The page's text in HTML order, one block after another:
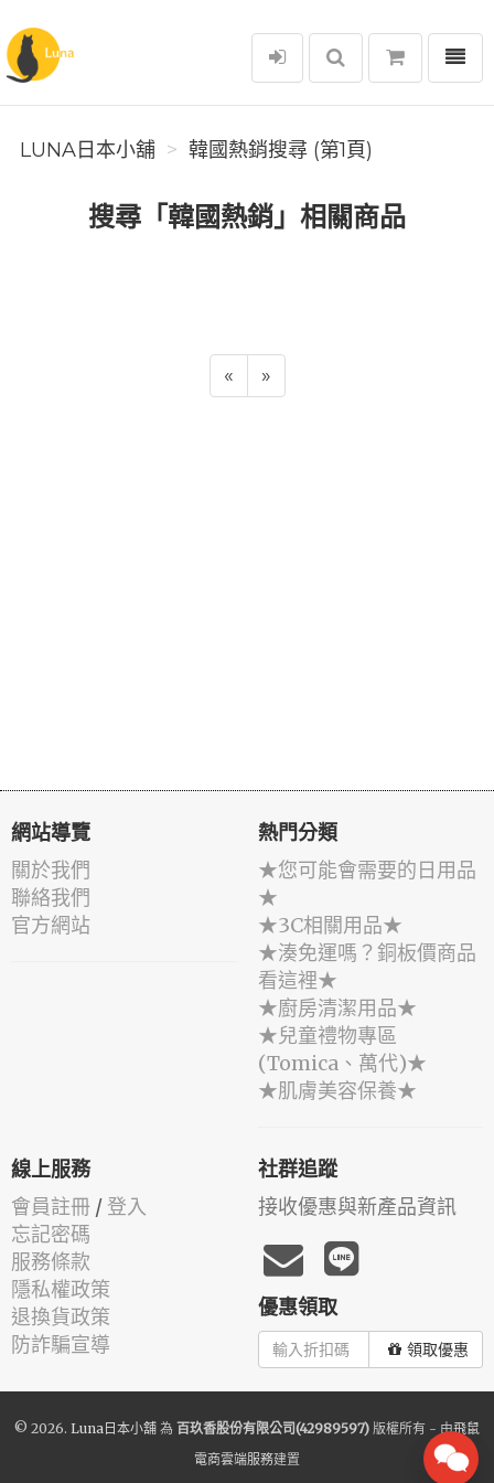
Luna日本小舖
選單
LUNA日本小舖 韓國熱銷搜尋 (第1頁)
搜尋「韓國熱銷」相關商品
« »
網站導覽
關於我們
聯絡我們
官方網站
熱門分類
★您可能會需要的日用品
★
★3C相關用品★
★湊免運嗎？銅板價商品
看這裡★
★廚房清潔用品★
★兒童禮物專區
(Tomica、萬代)★
★肌膚美容保養★
線上服務
會員註冊 / 登入
忘記密碼
服務條款
隱私權政策
退換貨政策
防詐騙宣導
社群追蹤
接收優惠與新產品資訊
優惠領取
領取優惠
© 2026. Luna日本小舖 為 百玖香股份有限公司(42989597) 版權所有 - 由飛鼠
電商雲端服務建置